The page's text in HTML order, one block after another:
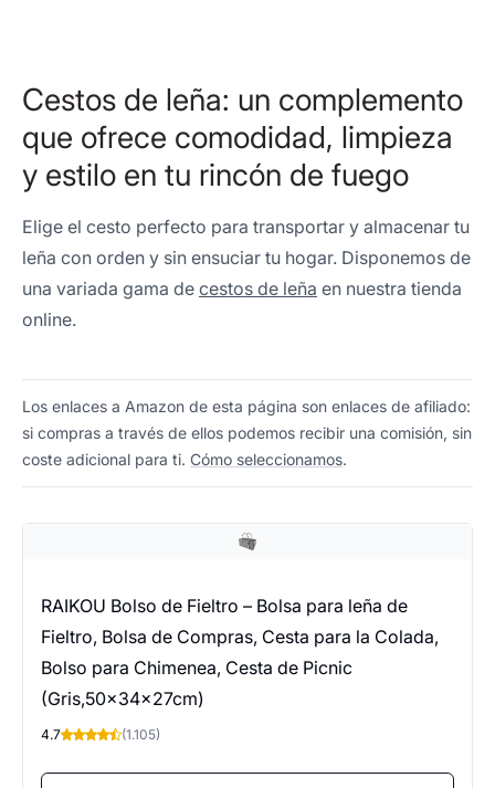
Cestos de leña: un complemento
que ofrece comodidad, limpieza
y estilo en tu rincón de fuego
Elige el cesto perfecto para transportar y almacenar tu
leña con orden y sin ensuciar tu hogar. Disponemos de
una variada gama de cestos de leña en nuestra tienda
online.
Los enlaces a Amazon de esta página son enlaces de afiliado:
si compras a través de ellos podemos recibir una comisión, sin
coste adicional para ti. Cómo seleccionamos.
RAIKOU Bolso de Fieltro – Bolsa para leña de
Fieltro, Bolsa de Compras, Cesta para la Colada,
Bolso para Chimenea, Cesta de Picnic
(Gris,50x34x27cm)
4.7 (1.105)